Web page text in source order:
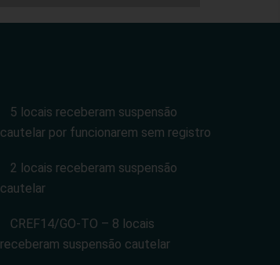
5 locais receberam suspensão
cautelar por funcionarem sem registro
2 locais receberam suspensão
cautelar
CREF14/GO-TO – 8 locais
receberam suspensão cautelar